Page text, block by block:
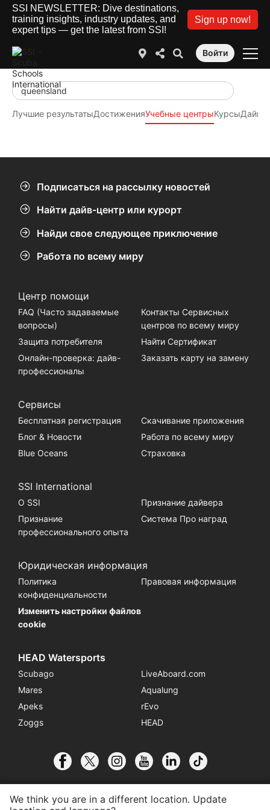
SSI NEWSLETTER: Dive destinations,
training insights, industry updates, and
expert tips — get the latest from SSI!
Sign up now!
Войти
Лучшие результатыДостиженияУчебные центрыКурсыДайв-
Подписаться на рассылку новостей
Найти дайв-центр или курорт
Найди свое следующее приключение
Работа по всему миру
Центр помощи
FAQ (Часто задаваемые
вопросы)
Контакты Сервисных
центров по всему миру
Защита потребителя
Найти Сертификат
Онлайн-проверка: дайв-
профессионалы
Заказать карту на замену
Сервисы
Бесплатная регистрация
Скачивание приложения
Блог & Новости
Работа по всему миру
Blue Oceans
Страховка
SSI International
О SSI
Признание дайвера
Признание
профессионального опыта
Система Про наград
Юридическая информация
Политика
конфиденциальности
Правовая информация
Изменить настройки файлов
cookie
HEAD Watersports
Scubago
LiveAboard.com
Mares
Aqualung
Apeks
rEvo
Zoggs
HEAD
We think you are in a different location. Update